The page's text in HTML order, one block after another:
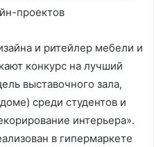
и ритейлер мебели и
конкурс на лучший
выставочного зала,
среди студентов и
интерьера».
в гипермаркете